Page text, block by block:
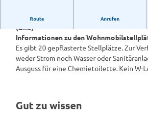
Route Anrufen
Wohnmobilstellplatz Sportzentrum
(Ems)
Informationen zu den
Es gibt 20 gepflasterte Stellplätze. Zur
weder Strom noch Wasser oder
Ausguss für eine Chemietoilette. Kein W-
Gut zu wissen